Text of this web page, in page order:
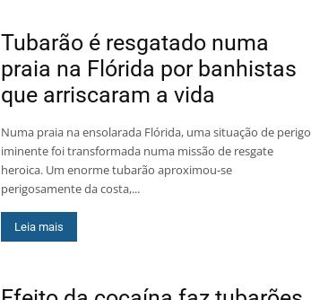
Tubarão é resgatado numa
praia na Flórida por banhistas
que arriscaram a vida
Numa praia na ensolarada Flórida, uma situação de perigo
iminente foi transformada numa missão de resgate
heroica. Um enorme tubarão aproximou-se
perigosamente da costa,...
Leia mais